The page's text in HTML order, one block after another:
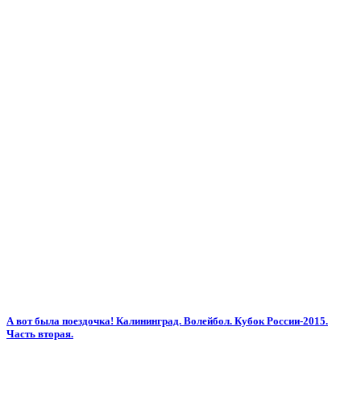
А вот была поездочка! Калининград. Волейбол. Кубок России-2015.
Часть вторая.